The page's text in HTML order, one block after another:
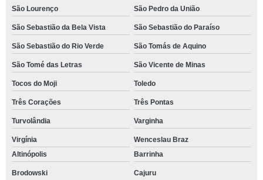
São Lourenço São Pedro da União
São Sebastião da Bela Vista São Sebastião do Paraíso
São Sebastião do Rio Verde São Tomás de Aquino
São Tomé das Letras São Vicente de Minas
Tocos do Moji Toledo
Três Corações Três Pontas
Turvolândia Varginha
Virgínia
Wenceslau Braz
Altinópolis
Barrinha
Brodowski Cajuru